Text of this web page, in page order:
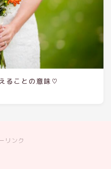
ることの意味♡
リンク